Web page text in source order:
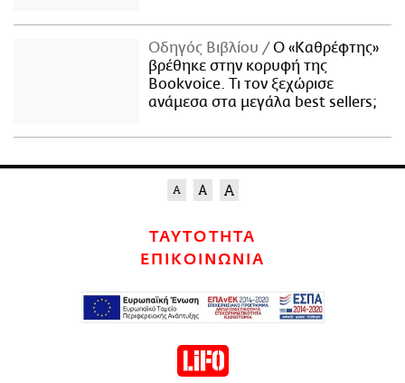
Οδηγός Βιβλίου
Ο «Καθρέφτης»
βρέθηκε στην κορυφή της
Bookvoice. Τι τον ξεχώρισε
ανάμεσα στα μεγάλα best sellers;
ΤΑΥΤΟΤΗΤΑ
ΕΠΙΚΟΙΝΩΝΙΑ